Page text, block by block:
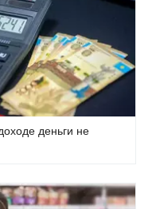
деньги не